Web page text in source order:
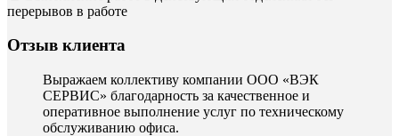
перерывов в работе
Отзыв клиента
Выражаем коллективу компании ООО «ВЭК
СЕРВИС» благодарность за качественное и
оперативное выполнение услуг по техническому
обслуживанию офиса.